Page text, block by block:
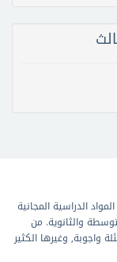
الدراسية المجانية
والثانوية. من
واجوبة, وغيرها الكثير